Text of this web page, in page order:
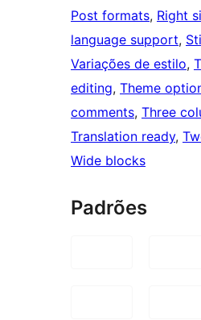
Post formats, Right
language support,
Variações de estilo,
editing, Theme
comments, Three
Translation ready,
Wide blocks
Padrões